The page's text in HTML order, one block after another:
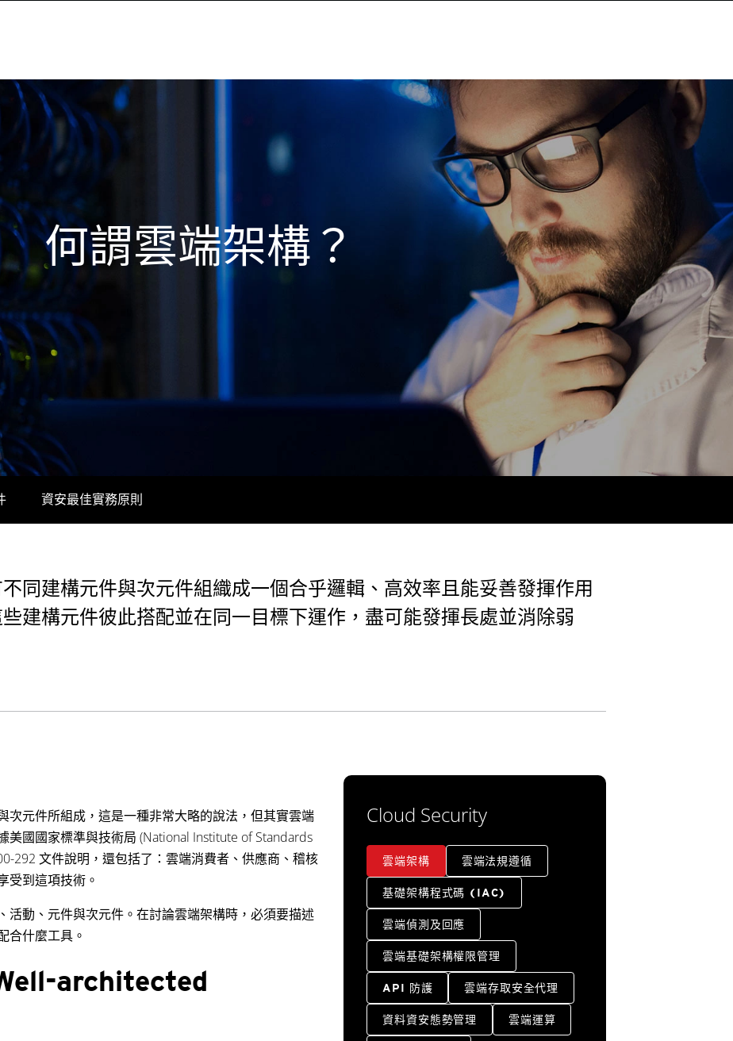
何謂雲端架構？
資安最佳實務原則
同建構元件與次元件組織成一個合乎邏輯、高效率且能妥善發揮作用
建構元件彼此搭配並在同一目標下運作，盡可能發揮長處並消除弱
次元件所組成，這是一種非常大略的說法，但其實雲端
美國國家標準與技術局 (National Institute of Standards
292 文件說明，還包括了：雲端消費者、供應商、稽核
受到這項技術。
活動、元件與次元件。在討論雲端架構時，必須要描述
合什麼工具。
architected
Cloud Security
雲端架構 雲端法規遵循
基礎架構程式碼 (IAC)
雲端偵測及回應
雲端基礎架構權限管理
API 防護 雲端存取安全代理
資料資安態勢管理 雲端運算